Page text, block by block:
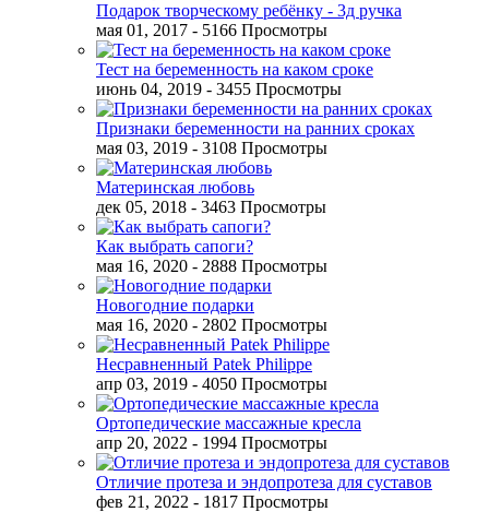
Подарок творческому ребёнку - 3д ручка
мая 01, 2017 - 5166 Просмотры
Тест на беременность на каком сроке
июнь 04, 2019 - 3455 Просмотры
Признаки беременности на ранних сроках
мая 03, 2019 - 3108 Просмотры
Материнская любовь
дек 05, 2018 - 3463 Просмотры
Как выбрать сапоги?
мая 16, 2020 - 2888 Просмотры
Новогодние подарки
мая 16, 2020 - 2802 Просмотры
Несравненный Patek Philippe
апр 03, 2019 - 4050 Просмотры
Ортопедические массажные кресла
апр 20, 2022 - 1994 Просмотры
Отличие протеза и эндопротеза для суставов
фев 21, 2022 - 1817 Просмотры